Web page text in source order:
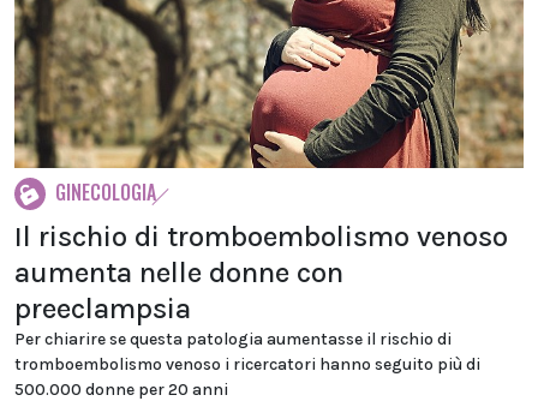
GINECOLOGIA
Il rischio di tromboembolismo venoso
aumenta nelle donne con
preeclampsia
Per chiarire se questa patologia aumentasse il rischio di
tromboembolismo venoso i ricercatori hanno seguito più di
500.000 donne per 20 anni